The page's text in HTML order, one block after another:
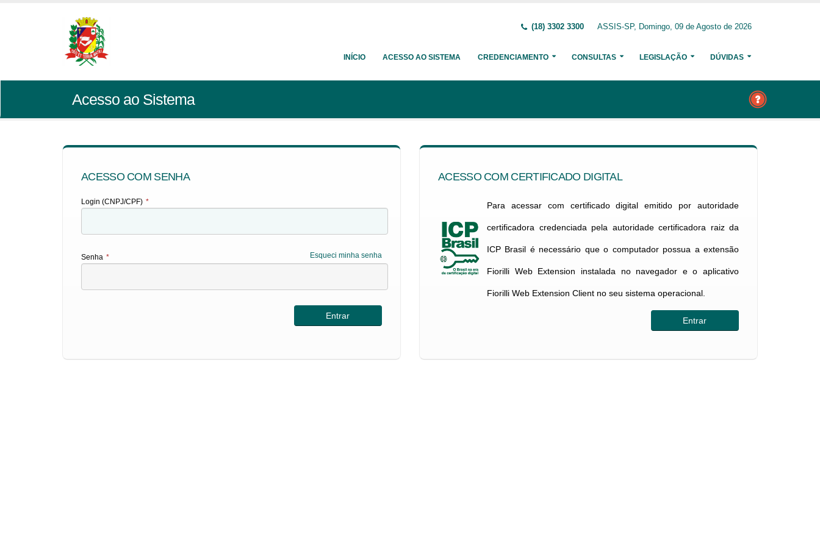
(18) 3302 3300 ASSIS-SP, Domingo, 09 de Agosto de 2026
INÍCIO ACESSO AO SISTEMA CREDENCIAMENTO CONSULTAS LEGISLAÇÃO DÚVIDAS
Acesso ao Sistema
ACESSO COM SENHA
Login (CNPJ/CPF) *
Esqueci minha senha
Senha *
ACESSO COM CERTIFICADO DIGITAL
Para acessar com certificado digital emitido por autoridade
certificadora credenciada pela autoridade certificadora raiz da
ICP Brasil é necessário que o computador possua a extensão
Fiorilli Web Extension instalada no navegador e o aplicativo
Fiorilli Web Extension Client no seu sistema operacional.